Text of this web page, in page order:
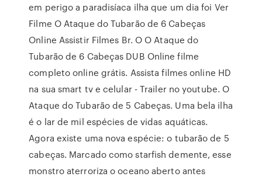
em perigo a paradisíaca ilha que um dia foi Ver
Filme O Ataque do Tubarão de 6 Cabeças
Online Assistir Filmes Br. O O Ataque do
Tubarão de 6 Cabeças DUB Online filme
completo online grátis. Assista filmes online HD
na sua smart tv e celular - Trailer no youtube. O
Ataque do Tubarão de 5 Cabeças. Uma bela ilha
é o lar de mil espécies de vidas aquáticas.
Agora existe uma nova espécie: o tubarão de 5
cabeças. Marcado como starfish demente, esse
monstro aterroriza o oceano aberto antes